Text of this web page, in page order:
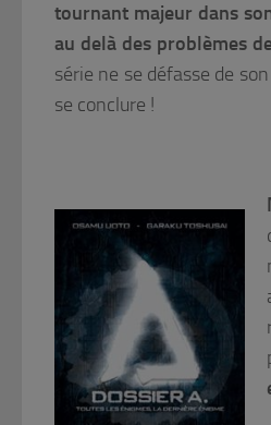
tournant majeur dans
au delà des problèmes
série ne se défasse de
se conclure !